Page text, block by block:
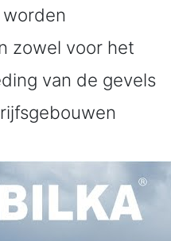
zowel voor het
van de gevels